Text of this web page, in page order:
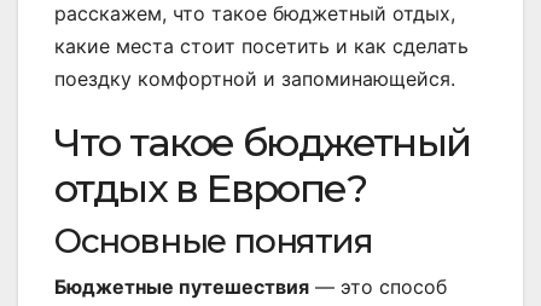
расскажем, что такое бюджетный отдых,
какие места стоит посетить и как сделать
поездку комфортной и запоминающейся.
Что такое бюджетный
отдых в Европе?
Основные понятия
Бюджетные путешествия — это способ